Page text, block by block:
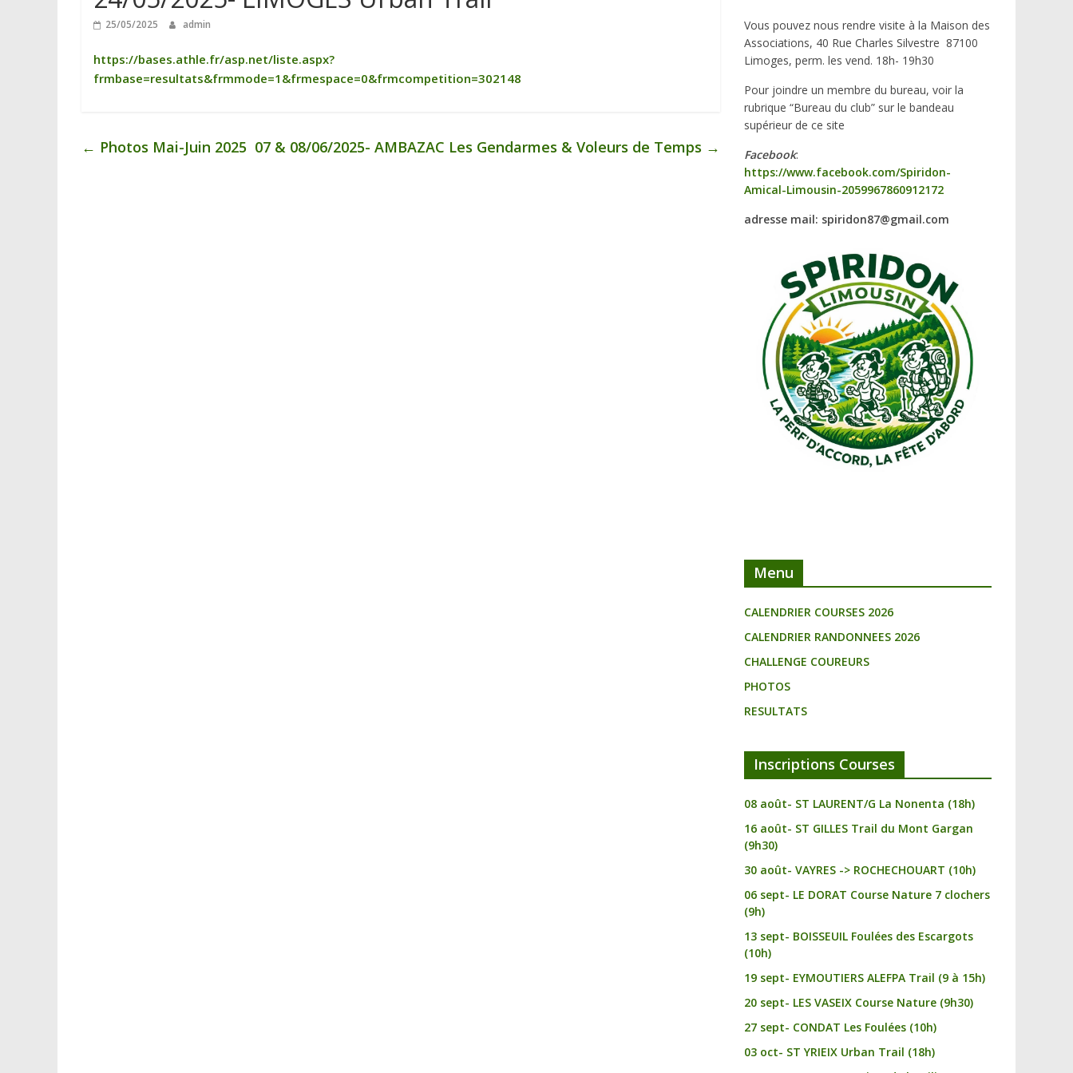
25/05/2025 admin
https://bases.athle.fr/asp.net/liste.aspx?
frmbase=resultats&frmmode=1&frmespace=0&frmcompetition=302148
← Photos Mai-Juin 2025 07 & 08/06/2025- AMBAZAC Les Gendarmes & Voleurs de Temps →
Vous pouvez nous rendre visite à la Maison des
Associations, 40 Rue Charles Silvestre 87100
Limoges, perm. les vend. 18h- 19h30
Pour joindre un membre du bureau, voir la
rubrique “Bureau du club” sur le bandeau
supérieur de ce site
Facebook:
https://www.facebook.com/Spiridon-
Amical-Limousin-2059967860912172
adresse mail: spiridon87@gmail.com
Menu
CALENDRIER COURSES 2026
CALENDRIER RANDONNEES 2026
CHALLENGE COUREURS
PHOTOS
RESULTATS
Inscriptions Courses
08 août- ST LAURENT/G La Nonenta (18h)
16 août- ST GILLES Trail du Mont Gargan
(9h30)
30 août- VAYRES -> ROCHECHOUART (10h)
06 sept- LE DORAT Course Nature 7 clochers
(9h)
13 sept- BOISSEUIL Foulées des Escargots
(10h)
19 sept- EYMOUTIERS ALEFPA Trail (9 à 15h)
20 sept- LES VASEIX Course Nature (9h30)
27 sept- CONDAT Les Foulées (10h)
03 oct- ST YRIEIX Urban Trail (18h)